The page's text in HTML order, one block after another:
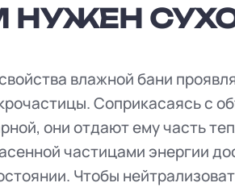
НУЖЕН
влажной бани
Соприкасаясь с
они отдают ему часть
частицами энергии
Чтобы